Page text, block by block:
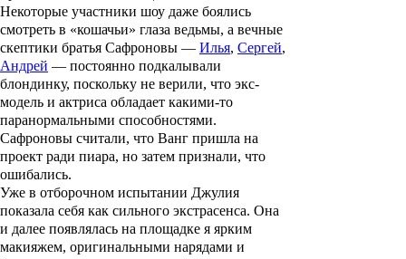
Некоторые участники шоу даже боялись
смотреть в «кошачьи» глаза ведьмы, а вечные
скептики братья Сафроновы — Илья, Сергей,
Андрей — постоянно подкалывали
блондинку, поскольку не верили, что экс-
модель и актриса обладает какими-то
паранормальными способностями.
Сафроновы считали, что Ванг пришла на
проект ради пиара, но затем признали, что
ошибались.
Уже в отборочном испытании Джулия
показала себя как сильного экстрасенса. Она
и далее появлялась на площадке я ярким
макияжем, оригинальными нарядами и